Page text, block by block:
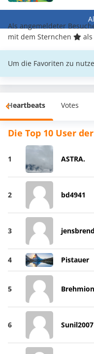
Als angemeldeter
mit dem Sternchen
Um die Favoriten zu
Heartbeats Votes
Die Top 10 User
1 ASTRA.
2 bd4941
3
4 Pistauer
5 Brehmion
6 Sunil2007